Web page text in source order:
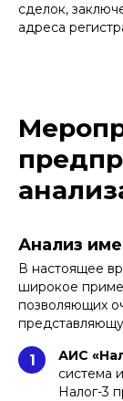
сделок,
адреса
Анализ
В настоящее
широкое
позволяющих
1 АИС
система
Налог-3